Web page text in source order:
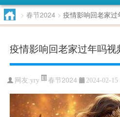
> 春节2024 > 疫情影响回老家过
疫情影响回老家过年吗视
网友:yry 春节2024 2024-02-15